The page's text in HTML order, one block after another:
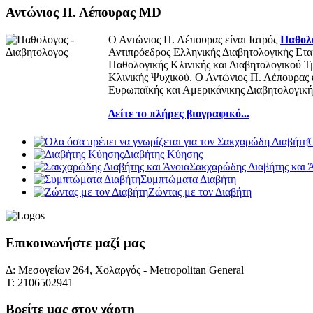
Αντώνιος Π. Λέπουρας MD
Ο Αντώνιος Π. Λέπουρας είναι Ιατρός
Αντιπρόεδρος Ελληνικής Διαβητολογικής
Παθολογικής Κλινικής και Διαβητολογικού
Κλινικής Ψυχικού. Ο Αντώνιος Π. Λέπουρας
Ευρωπαϊκής και Αμερικάνικης
Δείτε το πλήρες βιογραφικό...
Διαβήτης Κύησης
Σακχαρώδης Διαβήτης και
Συμπτώματα Διαβήτη
Ζώντας με τον Διαβήτη
Επικοινωνήστε μαζί μας
Δ: Μεσογείων 264, Χολαργός - Metropolitan General
Τ: 2106502941
Βρείτε μας στον χάρτη